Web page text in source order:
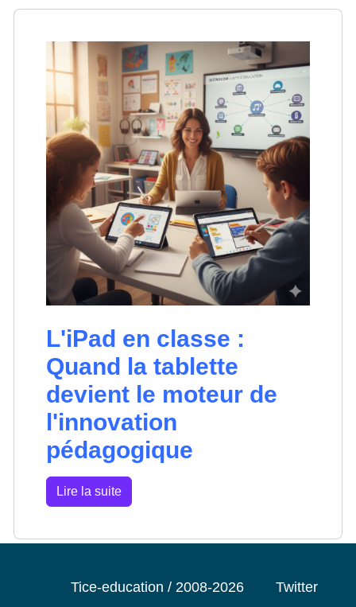
L'iPad en classe :
Quand la tablette
devient le moteur de
l'innovation
pédagogique
Lire la suite
Tice-education / 2008-2026 Twitter